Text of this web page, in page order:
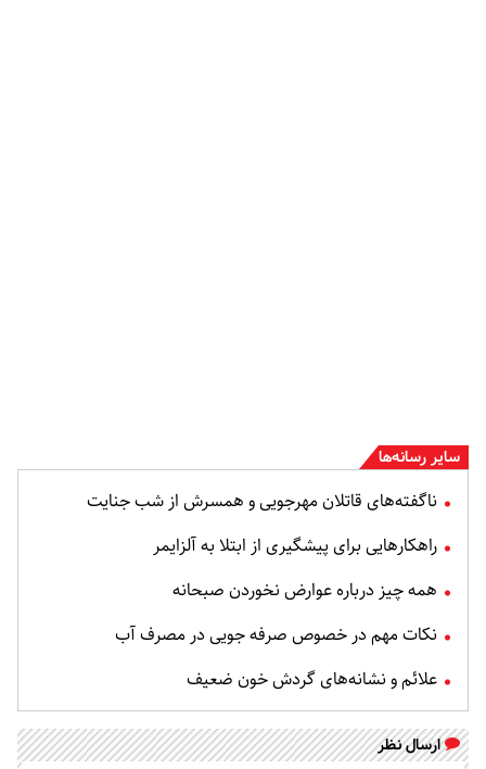
سایر رسانه‌ها
ناگفته‌های قاتلان مهرجویی و همسرش از شب جنایت
راهکارهایی برای پیشگیری از ابتلا به آلزایمر
همه چیز درباره عوارض نخوردن صبحانه
نکات مهم در خصوص صرفه جویی در مصرف آب
علائم و نشانه‌های گردش خون ضعیف
ارسال نظر